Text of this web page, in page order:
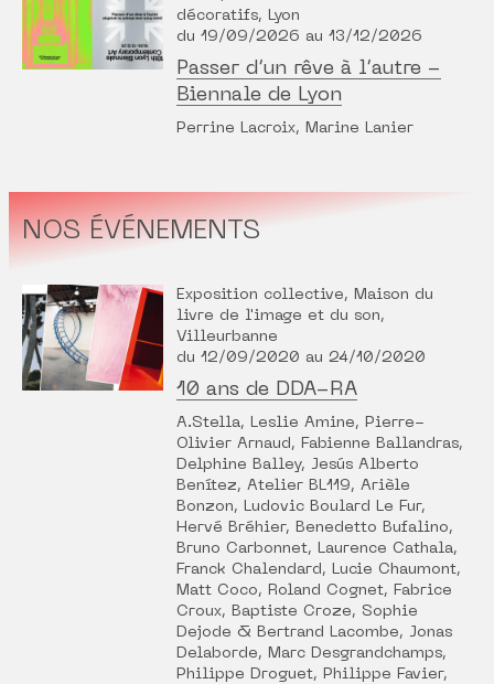
décoratifs, Lyon
du 19/09/2026 au 13/12/2026
Passer d’un rêve à l’autre -
Biennale de Lyon
Perrine Lacroix, Marine Lanier
NOS ÉVÉNEMENTS
Exposition collective, Maison du
livre de l'image et du son,
Villeurbanne
du 12/09/2020 au 24/10/2020
10 ans de DDA-RA
A.Stella, Leslie Amine, Pierre-
Olivier Arnaud, Fabienne Ballandras,
Delphine Balley, Jesús Alberto
Benítez, Atelier BL119, Arièle
Bonzon, Ludovic Boulard Le Fur,
Hervé Bréhier, Benedetto Bufalino,
Bruno Carbonnet, Laurence Cathala,
Franck Chalendard, Lucie Chaumont,
Matt Coco, Roland Cognet, Fabrice
Croux, Baptiste Croze, Sophie
Dejode & Bertrand Lacombe, Jonas
Delaborde, Marc Desgrandchamps,
Philippe Droguet, Philippe Favier,